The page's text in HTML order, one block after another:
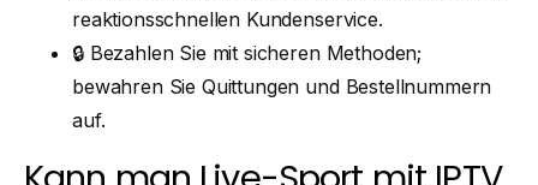
reaktionsschnellen Kundenservice.
🔒 Bezahlen Sie mit sicheren Methoden;
bewahren Sie Quittungen und Bestellnummern
auf.